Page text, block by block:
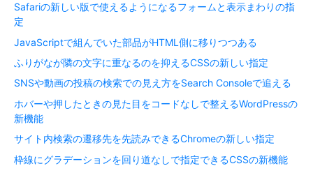
Safariの新しい版で使えるようになるフォームと表示まわりの指
定
JavaScriptで組んでいた部品がHTML側に移りつつある
ふりがなが隣の文字に重なるのを抑えるCSSの新しい指定
SNSや動画の投稿の検索での見え方をSearch Consoleで追える
ホバーや押したときの見た目をコードなしで整えるWordPressの
新機能
サイト内検索の遷移先を先読みできるChromeの新しい指定
枠線にグラデーションを回り道なしで指定できるCSSの新機能